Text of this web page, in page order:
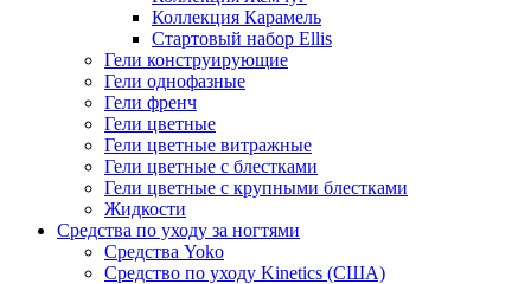
Коллекция Карамель
Стартовый набор Ellis
Гели конструирующие
Гели однофазные
Гели френч
Гели цветные
Гели цветные витражные
Гели цветные с блестками
Гели цветные с крупными блестками
Жидкости
Средства по уходу за ногтями
Средства Yoko
Средство по уходу Kinetics (США)